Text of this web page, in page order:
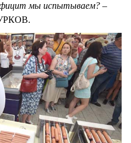
мы испытываем? –